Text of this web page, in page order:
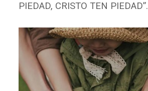
PIEDAD, CRISTO TEN PIEDAD”.